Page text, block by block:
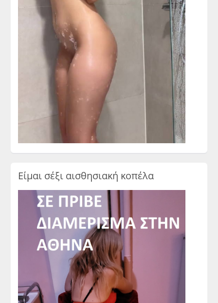
Είμαι σέξι αισθησιακή κοπέλα